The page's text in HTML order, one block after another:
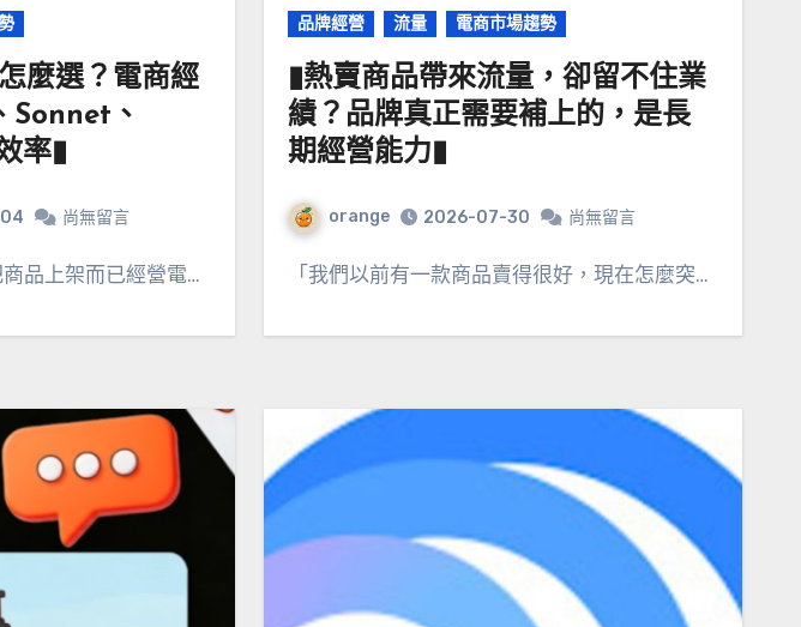
麼選？電商經
Sonnet、
率▮
尚無留言
商品上架而已經營電…
品牌經營 流量 電商市場趨勢
▮熱賣商品帶來流量，卻留不住業
績？品牌真正需要補上的，是長
期經營能力▮
orange 2026-07-30 尚無留言
「我們以前有一款商品賣得很好，現在怎麼突…